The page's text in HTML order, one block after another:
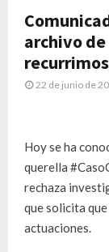
archivo
recurrimos
22 de junio de
Hoy se ha
querella
rechaza
que solicita
actuaciones.